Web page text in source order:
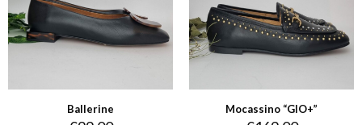
Ballerine Mocassino “GIO+”